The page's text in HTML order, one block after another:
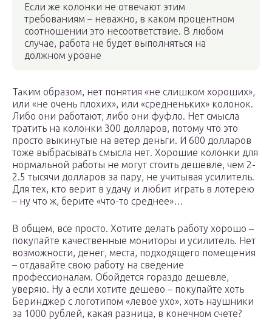
Если же колонки не отвечают этим
требованиям – неважно, в каком процентном
соотношении это несоответствие. В любом
случае, работа не будет выполняться на
должном уровне
Таким образом, нет понятия «не слишком хороших»,
или «не очень плохих», или «средненьких» колонок.
Либо они работают, либо они фуфло. Нет смысла
тратить на колонки 300 долларов, потому что это
просто выкинутые на ветер деньги. И 600 долларов
тоже выбрасывать смысла нет. Хорошие колонки для
нормальной работы не могут стоить дешевле, чем 2-
2.5 тысячи долларов за пару, не учитывая усилитель.
Для тех, кто верит в удачу и любит играть в лотерею
– ну что ж, берите «что-то среднее»…
В общем, все просто. Хотите делать работу хорошо –
покупайте качественные мониторы и усилитель. Нет
возможности, денег, места, подходящего помещения
– отдавайте свою работу на сведение
профессионалам. Обойдется гораздо дешевле,
уверяю. Ну а если хотите дешево – покупайте хоть
Беринджер с логотипом «левое ухо», хоть наушники
за 1000 рублей, какая разница, в конечном счете?